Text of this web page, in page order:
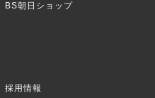
BS朝日ショップ
採用情報